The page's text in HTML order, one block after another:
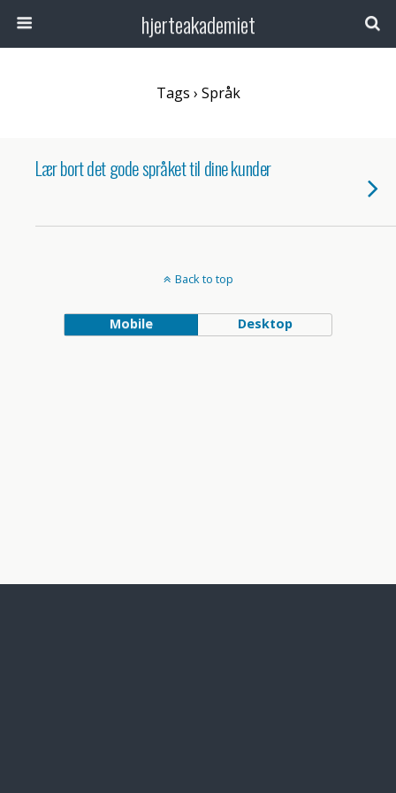
hjerteakademiet
Tags › Språk
Lær bort det gode språket til dine kunder
Back to top
Mobile Desktop